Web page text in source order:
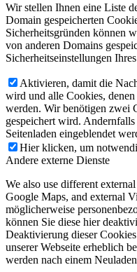
Wir stellen Ihnen eine Liste
Domain gespeicherten
Sicherheitsgründen können
von anderen Domains
Sicherheitseinstellungen
Aktivieren, damit die
wird und alle Cookies,
werden. Wir benötigen zwei
gespeichert wird.
Seitenladen eingeblendet
Hier klicken, um
Andere externe Dienste
We also use different
Google Maps, and external
möglicherweise
können Sie diese hier
Deaktivierung dieser
unserer Webseite erheblich
werden nach einem